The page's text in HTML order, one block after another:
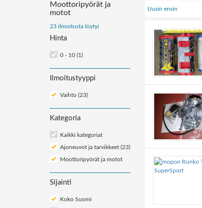
Moottoripyörät ja
motot
23 ilmoitusta löytyi
Hinta
0 - 10 (1)
Ilmoitustyyppi
Vaihto (23)
Kategoria
Kaikki kategoriat
Ajoneuvot ja tarvikkeet (23)
Moottoripyörät ja motot
Sijainti
Koko Suomi
Järjestä
ilmoitukset:
Uusin ensin